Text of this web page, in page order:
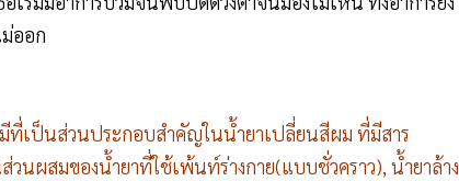
ออก
มีที่เป็นส่วนประกอบสำคัญในน้ำยาเปลี่ยนสีผม ที่มีสาร
นผสมของน้ำยาที่ใช้เพ้นท์ร่างกาย(แบบชั่วคราว), น้ำยาล้าง